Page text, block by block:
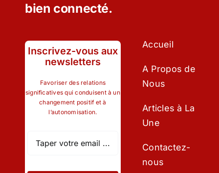
bien connecté.
Accueil
A Propos de
Nous
Articles à La
Une
Contactez-
nous
Inscrivez-vous aux
newsletters
Favoriser des relations
significatives qui conduisent à un
changement positif et à
l’autonomisation.